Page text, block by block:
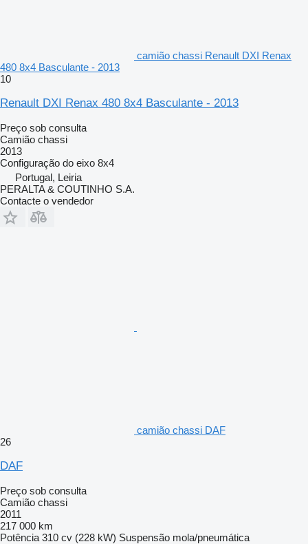
camião chassi Renault DXI Renax
480 8x4 Basculante - 2013
10
Renault DXI Renax 480 8x4 Basculante - 2013
Preço sob consulta
Camião chassi
2013
Configuração do eixo 8x4
Portugal, Leiria
PERALTA & COUTINHO S.A.
Contacte o vendedor
camião chassi DAF
26
DAF
Preço sob consulta
Camião chassi
2011
217 000 km
Potência 310 cv (228 kW) Suspensão mola/pneumática